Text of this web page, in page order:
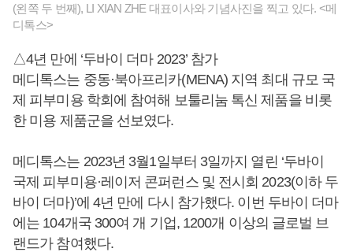
(왼쪽 두 번째), LI XIAN ZHE 대표이사와 기념사진을 찍고 있다. <메
디톡스>
△4년 만에 ‘두바이 더마 2023’ 참가
메디톡스는 중동·북아프리카(MENA) 지역 최대 규모 국
제 피부미용 학회에 참여해 보툴리눔 톡신 제품을 비롯
한 미용 제품군을 선보였다.
메디톡스는 2023년 3월1일부터 3일까지 열린 ‘두바이
국제 피부미용·레이저 콘퍼런스 및 전시회 2023(이하 두
바이 더마)’에 4년 만에 다시 참가했다. 이번 두바이 더마
에는 104개국 300여 개 기업, 1200개 이상의 글로벌 브
랜드가 참여했다.